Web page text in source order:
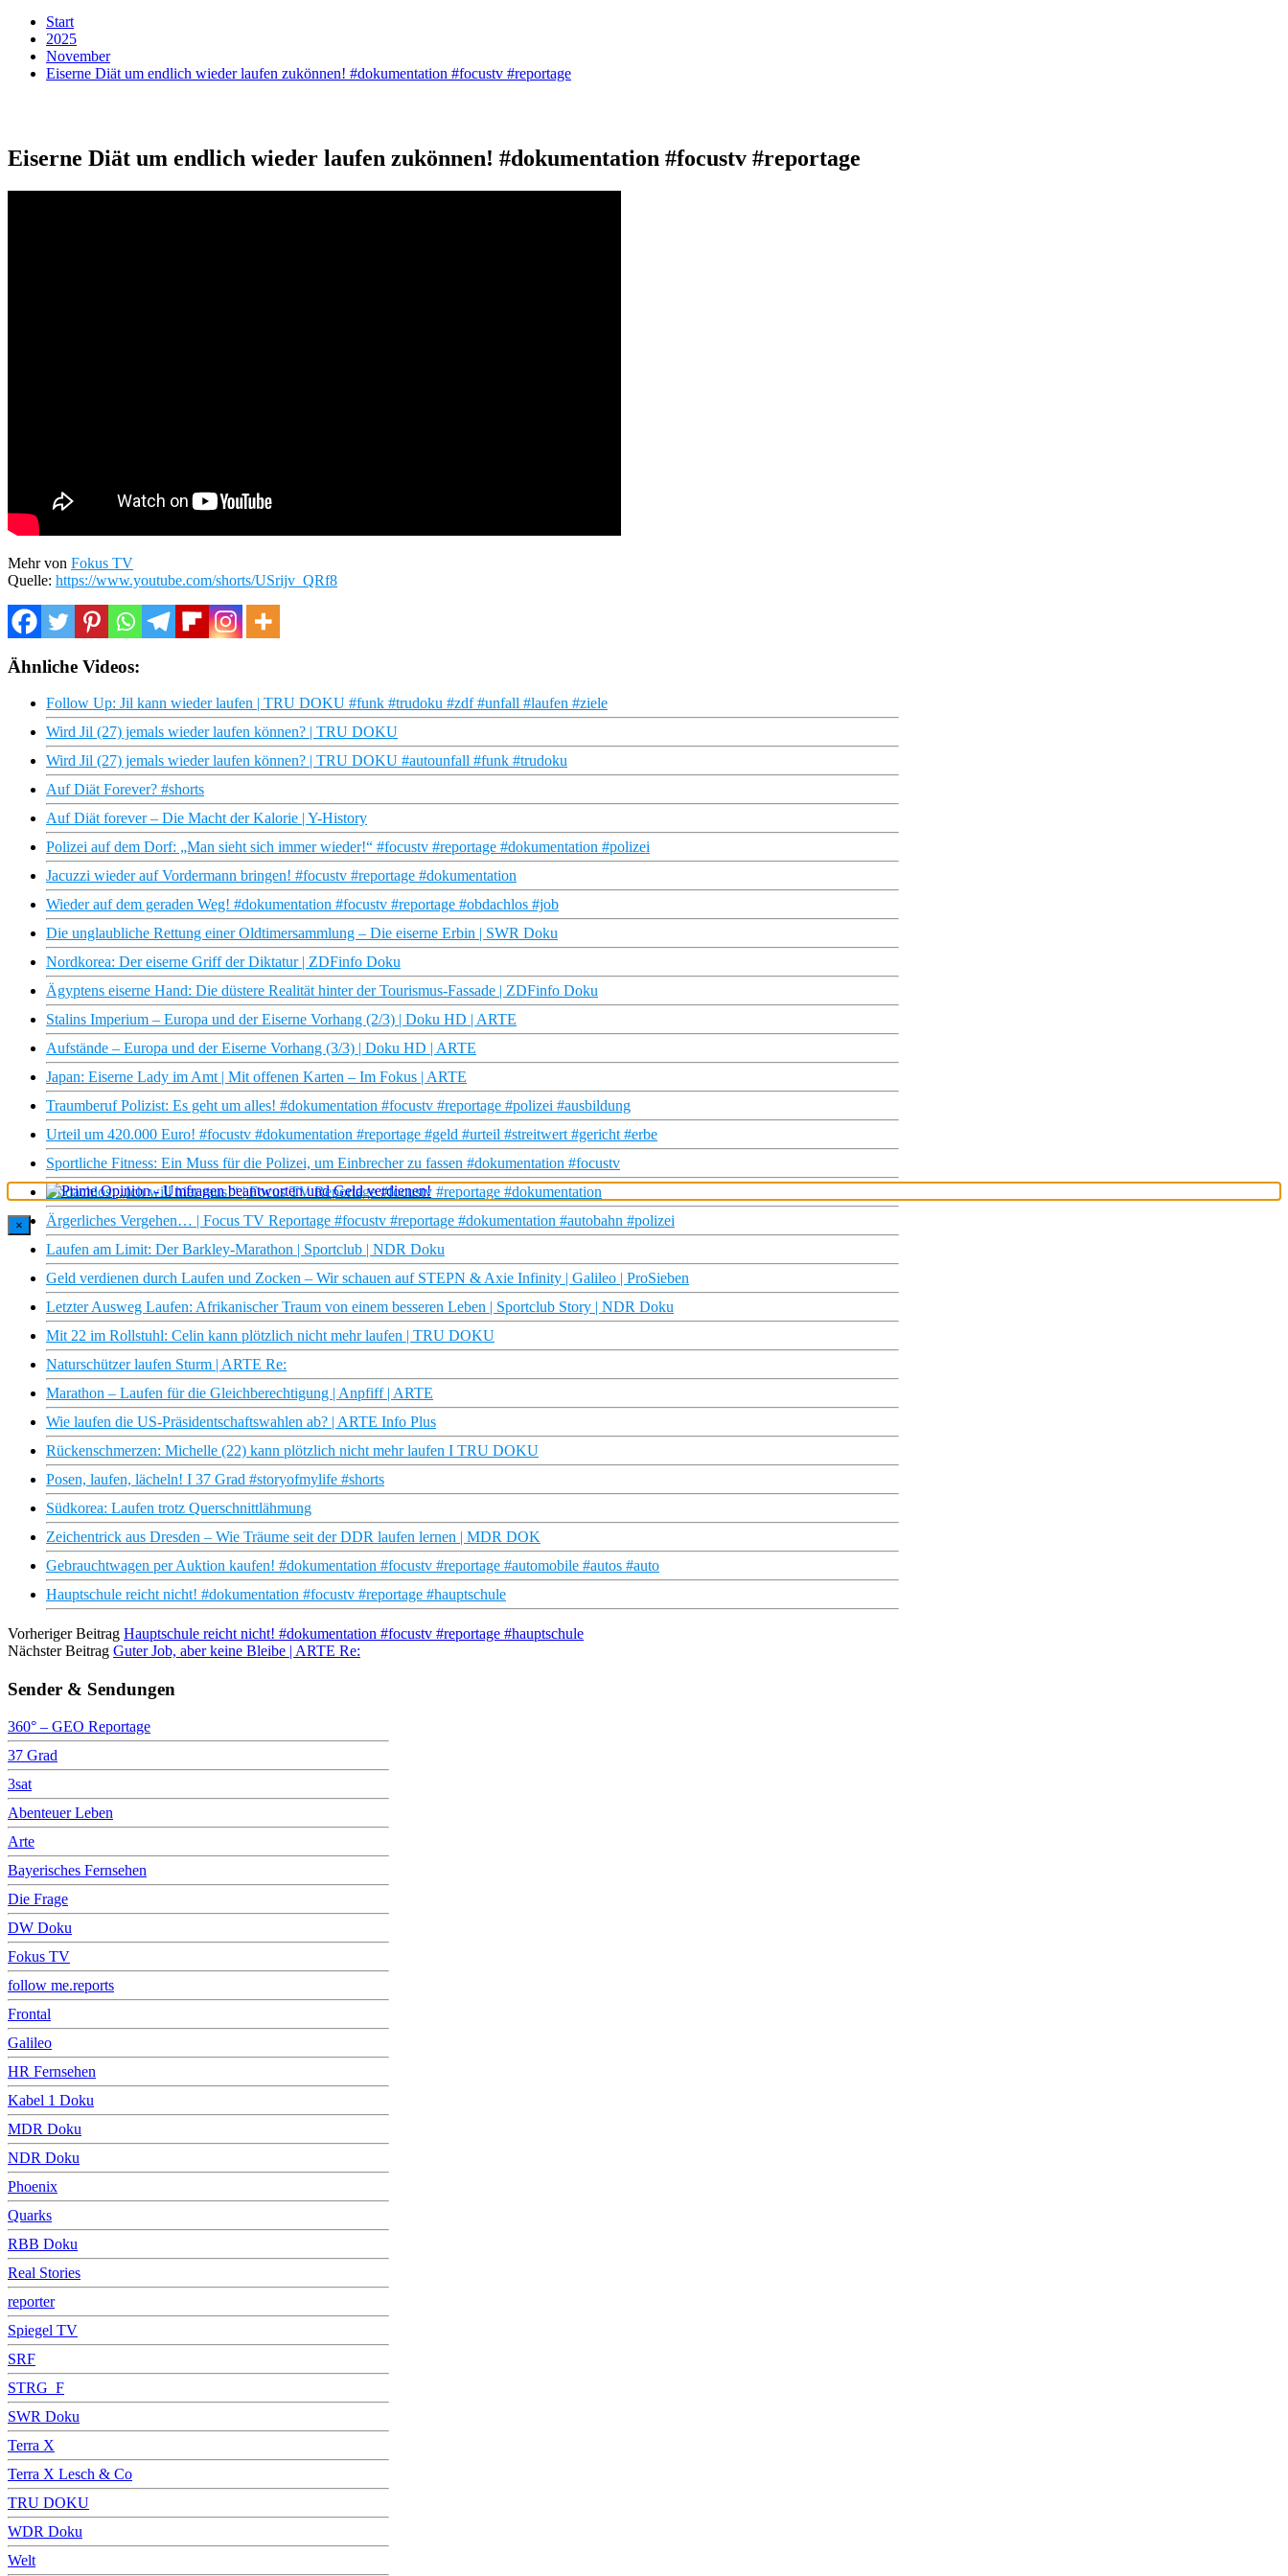
Start
2025
November
Eiserne Diät um endlich wieder laufen zukönnen! #dokumentation #focustv #reportage
Eiserne Diät um endlich wieder laufen zukönnen! #dokumentation #focustv #reportage
Mehr von Fokus TV
Quelle: https://www.youtube.com/shorts/USrijv_QRf8
Ähnliche Videos:
Follow Up: Jil kann wieder laufen | TRU DOKU #funk #trudoku #zdf #unfall #laufen #ziele
Wird Jil (27) jemals wieder laufen können? | TRU DOKU
Wird Jil (27) jemals wieder laufen können? | TRU DOKU #autounfall #funk #trudoku
Auf Diät Forever? #shorts
Auf Diät forever – Die Macht der Kalorie | Y-History
Polizei auf dem Dorf: „Man sieht sich immer wieder!“ #focustv #reportage #dokumentation #polizei
Jacuzzi wieder auf Vordermann bringen! #focustv #reportage #dokumentation
Wieder auf dem geraden Weg! #dokumentation #focustv #reportage #obdachlos #job
Die unglaubliche Rettung einer Oldtimersammlung – Die eiserne Erbin | SWR Doku
Nordkorea: Der eiserne Griff der Diktatur | ZDFinfo Doku
Ägyptens eiserne Hand: Die düstere Realität hinter der Tourismus-Fassade | ZDFinfo Doku
Stalins Imperium – Europa und der Eiserne Vorhang (2/3) | Doku HD | ARTE
Aufstände – Europa und der Eiserne Vorhang (3/3) | Doku HD | ARTE
Japan: Eiserne Lady im Amt | Mit offenen Karten – Im Fokus | ARTE
Traumberuf Polizist: Es geht um alles! #dokumentation #focustv #reportage #polizei #ausbildung
Urteil um 420.000 Euro! #focustv #dokumentation #reportage #geld #urteil #streitwert #gericht #erbe
Sportliche Fitness: Ein Muss für die Polizei, um Einbrecher zu fassen #dokumentation #focustv
Obdachlos: „Ich will hier raus!“ | Focus TV Reportage #focustv #reportage #dokumentation
Ärgerliches Vergehen… | Focus TV Reportage #focustv #reportage #dokumentation #autobahn #polizei
Laufen am Limit: Der Barkley-Marathon | Sportclub | NDR Doku
Geld verdienen durch Laufen und Zocken – Wir schauen auf STEPN & Axie Infinity | Galileo | ProSieben
Letzter Ausweg Laufen: Afrikanischer Traum von einem besseren Leben | Sportclub Story | NDR Doku
Mit 22 im Rollstuhl: Celin kann plötzlich nicht mehr laufen | TRU DOKU
Naturschützer laufen Sturm | ARTE Re:
Marathon – Laufen für die Gleichberechtigung | Anpfiff | ARTE
Wie laufen die US-Präsidentschaftswahlen ab? | ARTE Info Plus
Rückenschmerzen: Michelle (22) kann plötzlich nicht mehr laufen I TRU DOKU
Posen, laufen, lächeln! I 37 Grad #storyofmylife #shorts
Südkorea: Laufen trotz Querschnittlähmung
Zeichentrick aus Dresden – Wie Träume seit der DDR laufen lernen | MDR DOK
Gebrauchtwagen per Auktion kaufen! #dokumentation #focustv #reportage #automobile #autos #auto
Hauptschule reicht nicht! #dokumentation #focustv #reportage #hauptschule
Vorheriger Beitrag Hauptschule reicht nicht! #dokumentation #focustv #reportage #hauptschule
Nächster Beitrag Guter Job, aber keine Bleibe | ARTE Re:
Sender & Sendungen
360° – GEO Reportage
37 Grad
3sat
Abenteuer Leben
Arte
Bayerisches Fernsehen
Die Frage
DW Doku
Fokus TV
follow me.reports
Frontal
Galileo
HR Fernsehen
Kabel 1 Doku
MDR Doku
NDR Doku
Phoenix
Quarks
RBB Doku
Real Stories
reporter
Spiegel TV
SRF
STRG_F
SWR Doku
Terra X
Terra X Lesch & Co
TRU DOKU
WDR Doku
Welt
×